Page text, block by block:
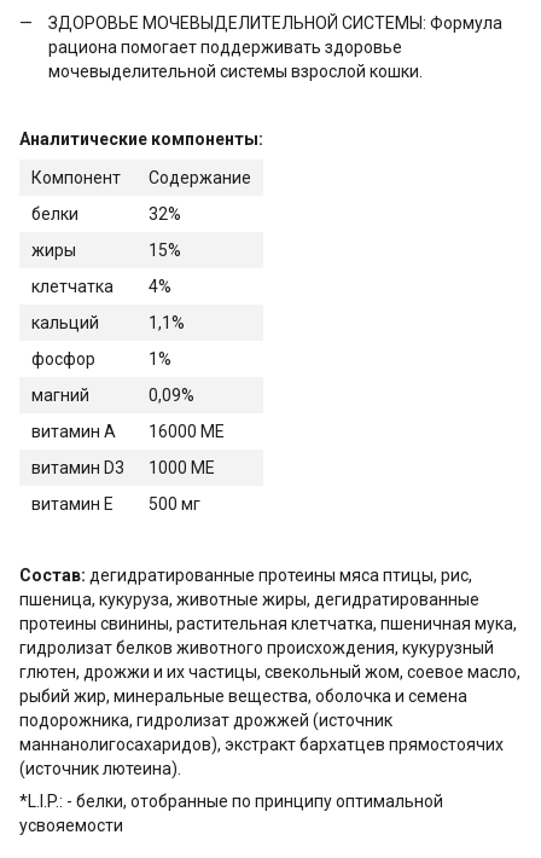
ЗДОРОВЬЕ МОЧЕВЫДЕЛИТЕЛЬНОЙ СИСТЕМЫ: Формула
рациона помогает поддерживать здоровье
мочевыделительной системы взрослой кошки.
Аналитические компоненты:
Компонент
Содержание
белки
32%
жиры
15%
клетчатка
4%
кальций
1,1%
фосфор
1%
магний
0,09%
витамин А
16000 МЕ
витамин D3
1000 МЕ
витамин Е
500 мг
Состав: дегидратированные протеины мяса птицы, рис,
пшеница, кукуруза, животные жиры, дегидратированные
протеины свинины, растительная клетчатка, пшеничная мука,
гидролизат белков животного происхождения, кукурузный
глютен, дрожжи и их частицы, свекольный жом, соевое масло,
рыбий жир, минеральные вещества, оболочка и семена
подорожника, гидролизат дрожжей (источник
маннанолигосахаридов), экстракт бархатцев прямостоячих
(источник лютеина).
*L.I.P.: - белки, отобранные по принципу оптимальной
усвояемости